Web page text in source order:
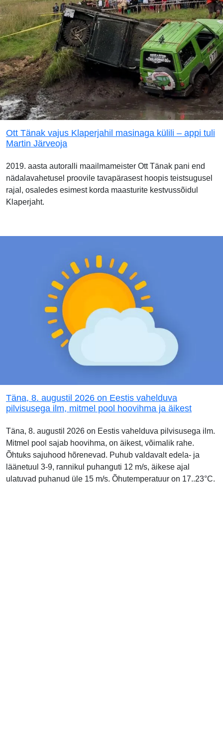
Ott Tänak vajus Klaperjahil masinaga külili – appi tuli
Martin Järveoja
2019. aasta autoralli maailmameister Ott Tänak pani end
nädalavahetusel proovile tavapärasest hoopis teistsugusel
rajal, osaledes esimest korda maasturite kestvussõidul
Klaperjaht.
Täna, 8. augustil 2026 on Eestis vahelduva
pilvisusega ilm, mitmel pool hoovihma ja äikest
Täna, 8. augustil 2026 on Eestis vahelduva pilvisusega ilm.
Mitmel pool sajab hoovihma, on äikest, võimalik rahe.
Õhtuks sajuhood hõrenevad. Puhub valdavalt edela- ja
läänetuul 3-9, rannikul puhanguti 12 m/s, äikese ajal
ulatuvad puhanud üle 15 m/s. Õhutemperatuur on 17..23°C.